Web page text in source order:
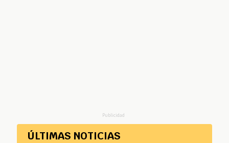
Publicidad
ÚLTIMAS NOTICIAS